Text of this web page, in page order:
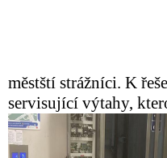
městští strážníci. K
servisující výtahy,